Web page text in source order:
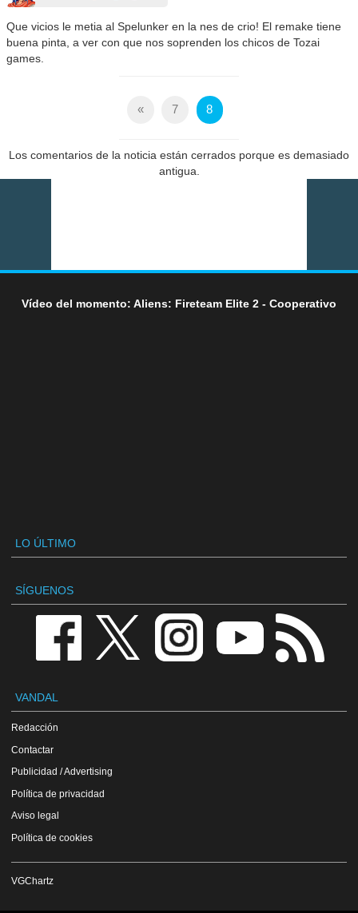
Que vicios le metia al Spelunker en la nes de crio! El remake tiene
buena pinta, a ver con que nos soprenden los chicos de Tozai
games.
« 7 8
Los comentarios de la noticia están cerrados porque es demasiado
antigua.
Vídeo del momento: Aliens: Fireteam Elite 2 - Cooperativo
LO ÚLTIMO
SÍGUENOS
VANDAL
Redacción
Contactar
Publicidad / Advertising
Política de privacidad
Aviso legal
Política de cookies
VGChartz